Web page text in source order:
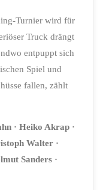
Turnier wird für
Truck drängt
entpuppt sich
Spiel und
fallen, zählt
· Heiko Akrap ·
Walter ·
Sanders ·